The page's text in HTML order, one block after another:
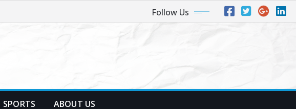
Follow Us
SPORTS ABOUT US